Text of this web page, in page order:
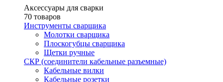
Аксессуары для сварки
70 товаров
Инструменты сварщика
Молотки сварщика
Плоскогубцы сварщика
Щетки ручные
СКР (соединители кабельные разъемные)
Кабельные вилки
Кабельные розетки